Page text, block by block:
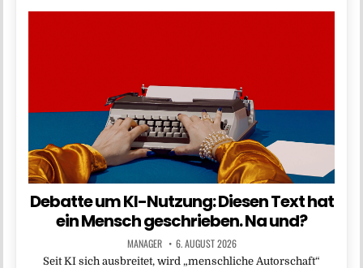
Debatte um KI-Nutzung: Diesen Text hat
ein Mensch geschrieben. Na und?
MANAGER 6. AUGUST 2026
Seit KI sich ausbreitet, wird „menschliche Autorschaft“